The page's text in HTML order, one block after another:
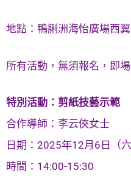
地點：鴨脷洲海怡廣場西
所有活動，無須報名，即場
特別活動：剪紙技藝示範
合作導師：李云俠女士
日期：2025年12月6日（
時間：14:00-15:30